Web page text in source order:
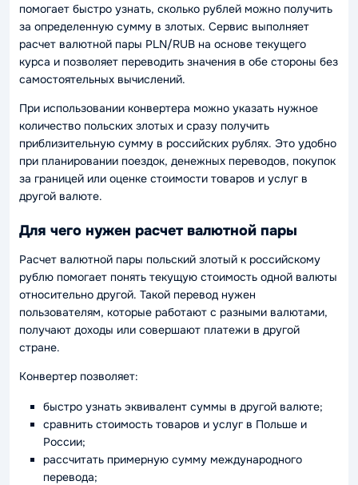
помогает быстро узнать, сколько рублей можно получить
за определенную сумму в злотых. Сервис выполняет
расчет валютной пары PLN/RUB на основе текущего
курса и позволяет переводить значения в обе стороны без
самостоятельных вычислений.
При использовании конвертера можно указать нужное
количество польских злотых и сразу получить
приблизительную сумму в российских рублях. Это удобно
при планировании поездок, денежных переводов, покупок
за границей или оценке стоимости товаров и услуг в
другой валюте.
Для чего нужен расчет валютной пары
Расчет валютной пары польский злотый к российскому
рублю помогает понять текущую стоимость одной валюты
относительно другой. Такой перевод нужен
пользователям, которые работают с разными валютами,
получают доходы или совершают платежи в другой
стране.
Конвертер позволяет:
быстро узнать эквивалент суммы в другой валюте;
сравнить стоимость товаров и услуг в Польше и
России;
рассчитать примерную сумму международного
перевода;